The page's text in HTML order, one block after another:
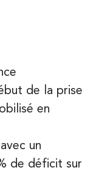
de la prise
en
un
de déficit sur
Paris